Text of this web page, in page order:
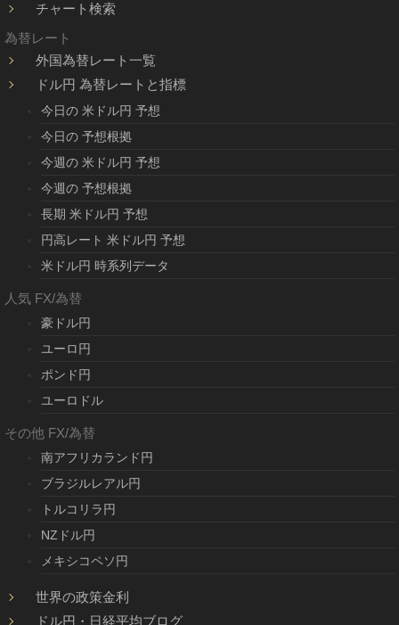
チャート検索
為替レート
外国為替レート一覧
ドル円 為替レートと指標
今日の 米ドル円 予想
今日の 予想根拠
今週の 米ドル円 予想
今週の 予想根拠
長期 米ドル円 予想
円高レート 米ドル円 予想
米ドル円 時系列データ
人気 FX/為替
豪ドル円
ユーロ円
ポンド円
ユーロドル
その他 FX/為替
南アフリカランド円
ブラジルレアル円
トルコリラ円
NZドル円
メキシコペソ円
世界の政策金利
ドル円・日経平均ブログ